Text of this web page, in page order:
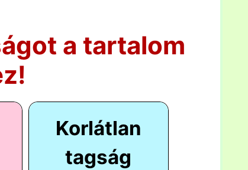
a tartalom
Korlátlan
tagság